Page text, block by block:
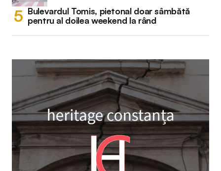
Bulevardul Tomis, pietonal doar sâmbătă
pentru al doilea weekend la rând